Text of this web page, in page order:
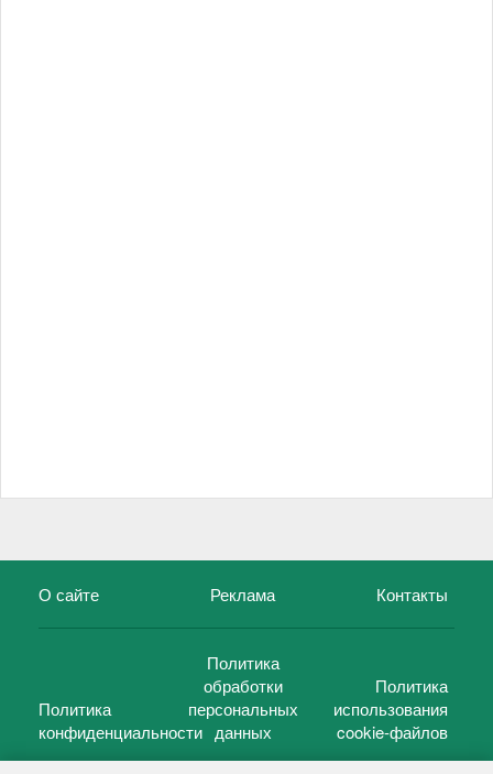
О сайте Реклама Контакты
Политика
конфиденциальности
Политика
обработки
персональных
данных
Политика
использования
cookie-файлов